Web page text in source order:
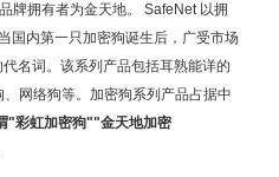
牌拥有者为金天地。 SafeNet 以拥
国内第一只加密狗诞生后，广受市场
名词。该系列产品包括耳熟能详的
网络狗等。加密狗系列产品占据中
"彩虹加密狗""金天地加密